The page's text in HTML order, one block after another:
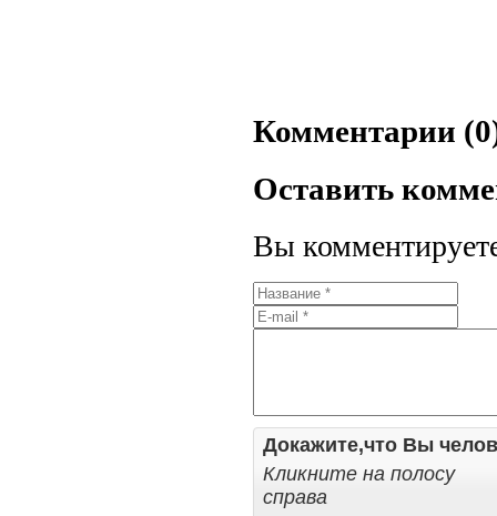
Комментарии
Оставить
Вы
Докажите,что Вы
Кликните на полосу
справа